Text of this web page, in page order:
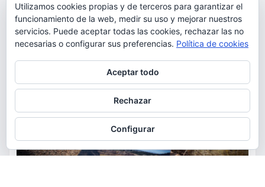
Utilizamos cookies propias y de terceros para garantizar el
funcionamiento de la web, medir su uso y mejorar nuestros
servicios. Puede aceptar todas las cookies, rechazar las no
necesarias o configurar sus preferencias. Política de cookies
Aceptar todo
Rechazar
Configurar
Para obtener más información, incluido cómo gestionar las cookies,